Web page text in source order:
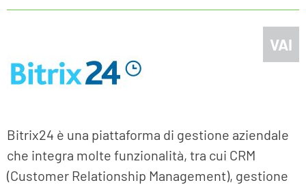
Bitrix24 è una piattaforma di gestione aziendale
che integra molte funzionalità, tra cui CRM
(Customer Relationship Management), gestione
VAI